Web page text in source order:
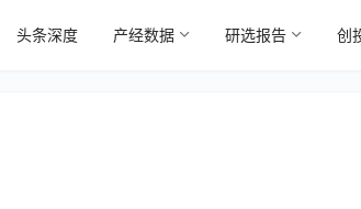
头条深度 产经数据 研选报告 创